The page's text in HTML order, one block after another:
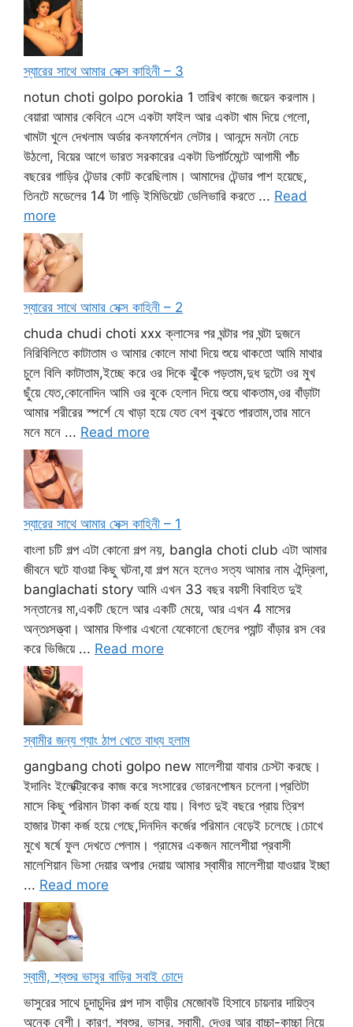
স্যারের সাথে আমার সেক্স কাহিনী – 3
notun choti golpo porokia 1 তারিখ কাজে জয়েন করলাম।
বেয়ারা আমার কেবিনে এসে একটা ফাইল আর একটা খাম দিয়ে গেলো,
খামটা খুলে দেখলাম অর্ডার কনফার্মেশন লেটার। আনন্দে মনটা নেচে
উঠলো, বিয়ের আগে ভারত সরকারের একটা ডিপার্টমেন্টে আগামী পাঁচ
বছরের গাড়ির টেন্ডার কোট করেছিলাম। আমাদের টেন্ডার পাশ হয়েছে,
তিনটে মডেলের 14 টা গাড়ি ইমিডিয়েট ডেলিভারি করতে ... Read
more
স্যারের সাথে আমার সেক্স কাহিনী – 2
chuda chudi choti xxx ক্লাসের পর ঘন্টার পর ঘন্টা দুজনে
নিরিবিলিতে কাটাতাম ও আমার কোলে মাথা দিয়ে শুয়ে থাকতো আমি মাথার
চুলে বিলি কাটাতাম,ইচ্ছে করে ওর দিকে ঝুঁকে পড়তাম,দুধ দুটো ওর মুখ
ছুঁয়ে যেত,কোনোদিন আমি ওর বুকে হেলান দিয়ে শুয়ে থাকতাম,ওর বাঁড়াটা
আমার শরীরের স্পর্শে যে খাড়া হয়ে যেত বেশ বুঝতে পারতাম,তার মানে
মনে মনে ... Read more
স্যারের সাথে আমার সেক্স কাহিনী – 1
বাংলা চটি গল্প এটা কোনো গল্প নয়, bangla choti club এটা আমার
জীবনে ঘটে যাওয়া কিছু ঘটনা,যা গল্প মনে হলেও সত্য আমার নাম ঐন্দ্রিলা,
banglachati story আমি এখন 33 বছর বয়সী বিবাহিত দুই
সন্তানের মা,একটি ছেলে আর একটি মেয়ে, আর এখন 4 মাসের
অন্তঃসত্ত্বা। আমার ফিগার এখনো যেকোনো ছেলের প্যান্ট বাঁড়ার রস বের
করে ভিজিয়ে ... Read more
স্বামীর জন্য গ্যাং ঠাপ খেতে বাধ্য হলাম
gangbang choti golpo new মালেশীয়া যাবার চেস্টা করছে।
ইদানিং ইলেক্ট্রিকের কাজ করে সংসারের ভোরনপোষন চলেনা।প্রতিটা
মাসে কিছু পরিমান টাকা কর্জ হয়ে যায়। বিগত দুই বছরে প্রায় ত্রিশ
হাজার টাকা কর্জ হয়ে গেছে,দিনদিন কর্জের পরিমান বেড়েই চলেছে।চোখে
মুখে ষর্ষে ফুল দেখতে পেলাম। গ্রামের একজন মালেশীয়া প্রবাসী
মালেশিয়ান ভিসা দেয়ার অপার দেয়ায় আমার স্বামীর মালেশীয়া যাওয়ার ইচ্ছা
... Read more
স্বামী, শ্বশুর ভাসুর বাড়ির সবাই চোদে
ভাসুরের সাথে চুদাচুদির গল্প দাস বাড়ীর মেজোবউ হিসাবে চায়নার দায়িত্ব
অনেক বেশী। কারণ, শ্বশুর, ভাসুর, স্বামী, দেওর আর বাচ্চা-কাচ্চা নিয়ে